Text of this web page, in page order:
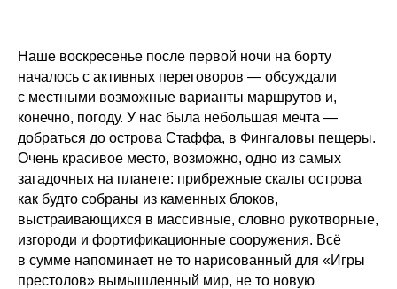
Наше воскресенье после первой ночи на борту
началось с активных переговоров — обсуждали
с местными возможные варианты маршрутов и,
конечно, погоду. У нас была небольшая мечта —
добраться до острова Стаффа, в Фингаловы пещеры.
Очень красивое место, возможно, одно из самых
загадочных на планете: прибрежные скалы острова
как будто собраны из каменных блоков,
выстраивающихся в массивные, словно рукотворные,
изгороди и фортификационные сооружения. Всё
в сумме напоминает не то нарисованный для «Игры
престолов» вымышленный мир, не то новую